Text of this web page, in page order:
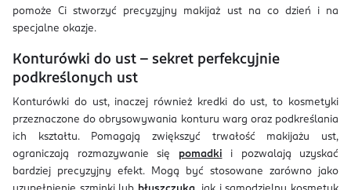
pomoże Ci stworzyć precyzyjny makijaż ust na co dzień i na
specjalne okazje.
Konturówki do ust - sekret perfekcyjnie
podkreślonych ust
Konturówki do ust, inaczej również kredki do ust, to kosmetyki
przeznaczone do obrysowywania konturu warg oraz podkreślania
ich kształtu. Pomagają zwiększyć trwałość makijażu ust,
ograniczają rozmazywanie się
pomadki i pozwalają uzyskać
bardziej precyzyjny efekt. Mogą być stosowane zarówno jako